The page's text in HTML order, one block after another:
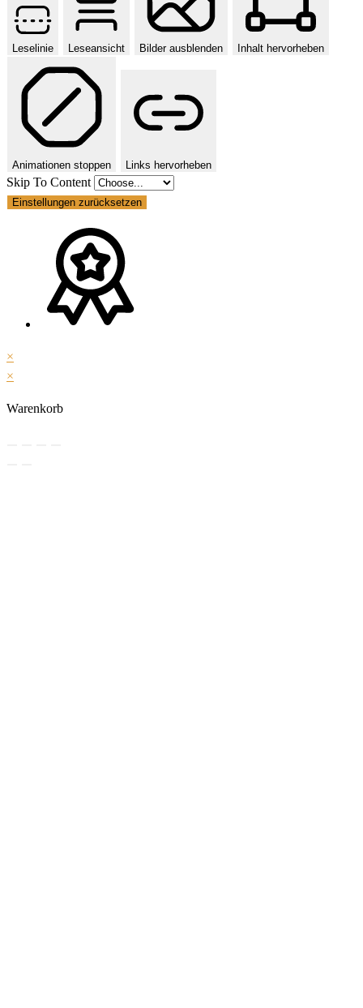
Leselinie Leseansicht Bilder ausblenden Inhalt hervorheben
Animationen stoppen Links hervorheben
Skip To Content
Einstellungen zurücksetzen
×
×
Warenkorb